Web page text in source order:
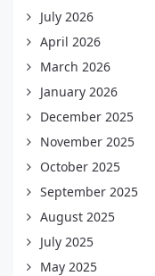
July 2026
April 2026
March 2026
January 2026
December 2025
November 2025
October 2025
September 2025
August 2025
July 2025
May 2025